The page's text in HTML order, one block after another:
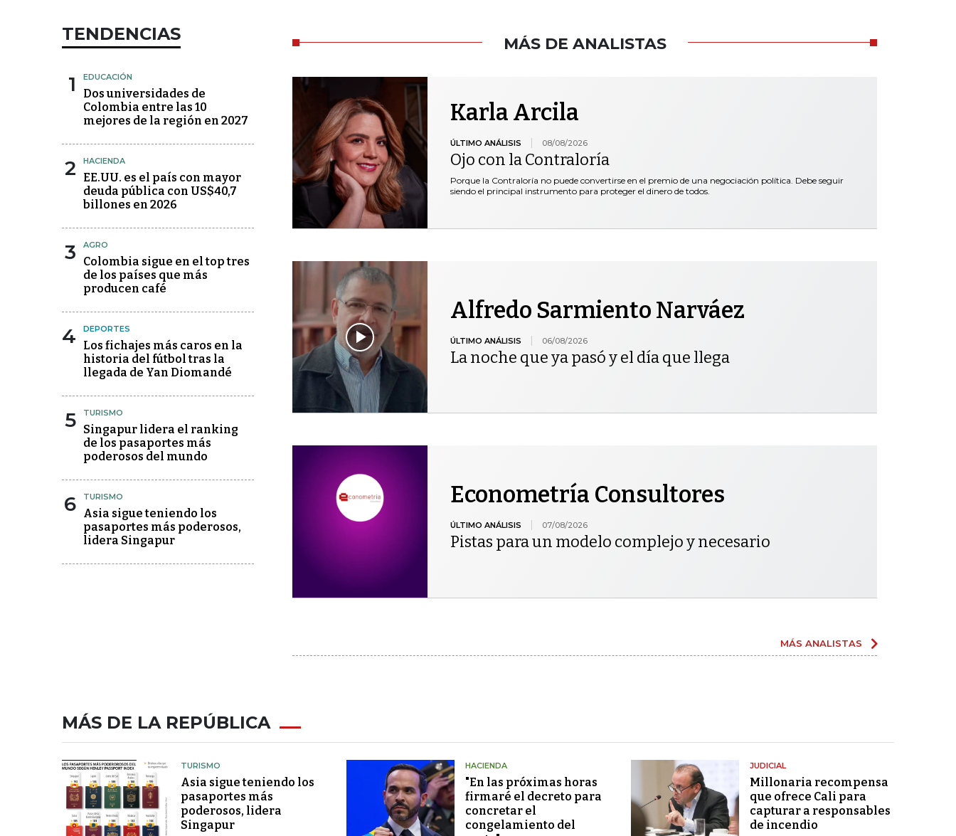
TENDENCIAS
1 EDUCACIÓN
Dos universidades de
Colombia entre las 10
mejores de la región en 2027
2 HACIENDA
EE.UU. es el país con mayor
deuda pública con US$40,7
billones en 2026
3 AGRO
Colombia sigue en el top tres
de los países que más
producen café
4 DEPORTES
Los fichajes más caros en la
historia del fútbol tras la
llegada de Yan Diomandé
5 TURISMO
Singapur lidera el ranking
de los pasaportes más
poderosos del mundo
6 TURISMO
Asia sigue teniendo los
pasaportes más poderosos,
lidera Singapur
MÁS DE ANALISTAS
Karla Arcila
ÚLTIMO ANÁLISIS 08/08/2026
Ojo con la Contraloría
Porque la Contraloría no puede convertirse en el premio de una negociación política. Debe seguir
siendo el principal instrumento para proteger el dinero de todos.
Alfredo Sarmiento Narváez
ÚLTIMO ANÁLISIS 06/08/2026
La noche que ya pasó y el día que llega
Econometría Consultores
ÚLTIMO ANÁLISIS 07/08/2026
Pistas para un modelo complejo y necesario
MÁS ANALISTAS
MÁS DE LA REPÚBLICA
TURISMO
Asia sigue teniendo los
pasaportes más
poderosos, lidera
Singapur
HACIENDA
"En las próximas horas
firmaré el decreto para
concretar el
congelamiento del
JUDICIAL
Millonaria recompensa
que ofrece Cali para
capturar a responsables
de incendio